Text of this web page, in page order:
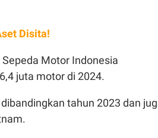
Disita!
Motor Indonesia
juta motor di 2024.
tahun 2023 dan